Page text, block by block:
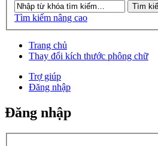
Tìm kiếm nâng cao
Trang chủ
Thay đổi kích thước phông chữ
Trợ giúp
Đăng nhập
Đăng nhập